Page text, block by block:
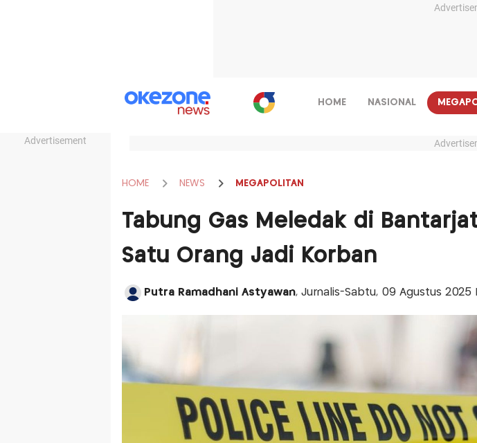
Advertisement
HOME NASIONAL
HOME NEWS MEGAPOLITAN
Tabung Gas Meledak di
Satu Orang Jadi Korban
Putra Ramadhani Astyawan, Jurnalis-Sabtu, 09 Agustus 2025